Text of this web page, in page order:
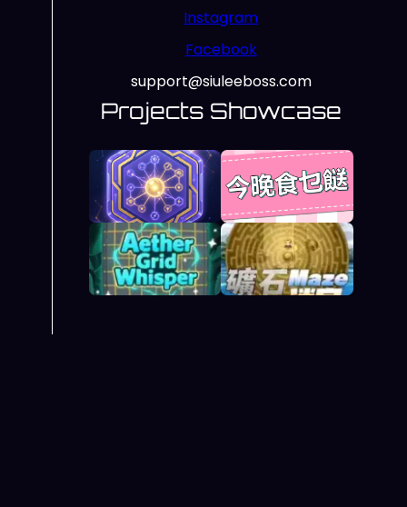
Instagram
Facebook
support@siuleeboss.com
Projects Showcase